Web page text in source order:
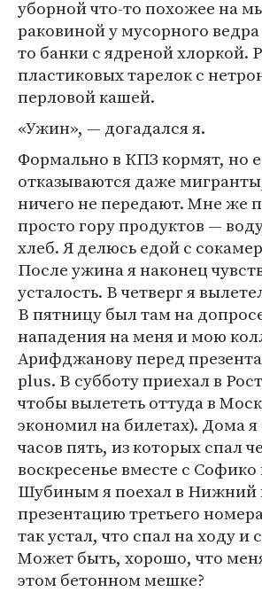
уборной что-то похожее на
раковиной у мусорного ведра
то банки с ядреной хлоркой.
пластиковых тарелок с
перловой кашей.
«Ужин», — догадался я.
Формально в КПЗ кормят, но
отказываются даже
ничего не передают. Мне же
просто гору продуктов —
хлеб. Я делюсь едой с
После ужина я наконец
усталость. В четверг я
В пятницу был там на
нападения на меня и мою
Арифджанову перед
plus. В субботу приехал в
чтобы вылететь оттуда в
экономил на билетах). Дома
часов пять, из которых спал
воскресенье вместе с
Шубиным я поехал в Нижний
презентацию третьего
так устал, что спал на ходу и
Может быть, хорошо, что
этом бетонном мешке?